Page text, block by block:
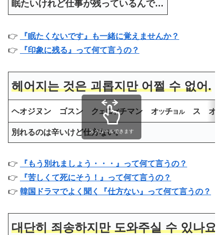
眠たいけれど仕事が残っているんで…
👉
『眠たくないです』も一緒に覚えませんか？
👉
『印象に残る』って何て言うの？
헤어지는 것은 괴롭지만 어쩔 수 없어.
ヘオジヌン ゴスン ク エロプチマン オツチヨルス オ
別れるのは辛いけど仕方ない。
スクロールできます
👉 『もう別れましょう・・・ 』って何て言うの？
👉
『苦しくて死にそう！』って何て言うの？
👉 韓国ドラマでよく聞く『仕方ない』って何て言うの？
대단히 죄송하지만 도와주실 수 있나요